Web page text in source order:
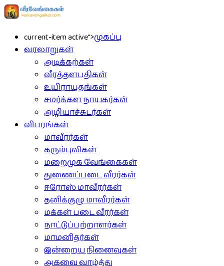
current-item active">முகப்பு
வரலாறுகள்
அடிக்கற்கள்
வீரத்தளபதிகள்
உயிராயுதங்கள்
சமர்க்கள நாயகர்கள்
அழியாச்சுடர்கள்
விபரங்கள்
மாவீரர்கள்
கரும்புலிகள்
மறைமுக வேங்கைகள்
துணைப்படை வீரர்கள்
ஈரோஸ் மாவீரர்கள்
தனிக்குழு மாவீரர்கள்
மக்கள் படை வீரர்கள்
நாட்டுப்பற்றாளர்கள்
மாமனிதர்கள்
இன்றைய நினைவுகள்
அகவை வாழ்த்து